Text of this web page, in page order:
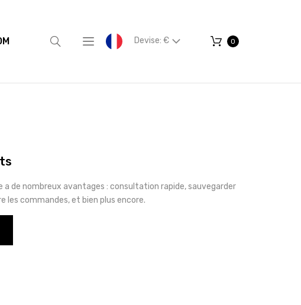
Devise: € 0
a de nombreux avantages : consultation rapide, sauvegarder
les commandes, et bien plus encore.